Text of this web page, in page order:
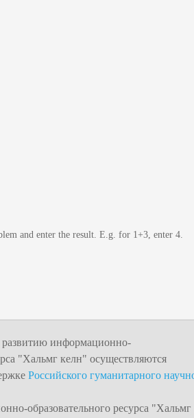
and enter the result. E.g. for 1+3, enter 4.
информационно-
"Хальмг келн" осуществляются
Российского гуманитарного
образовательного ресурса